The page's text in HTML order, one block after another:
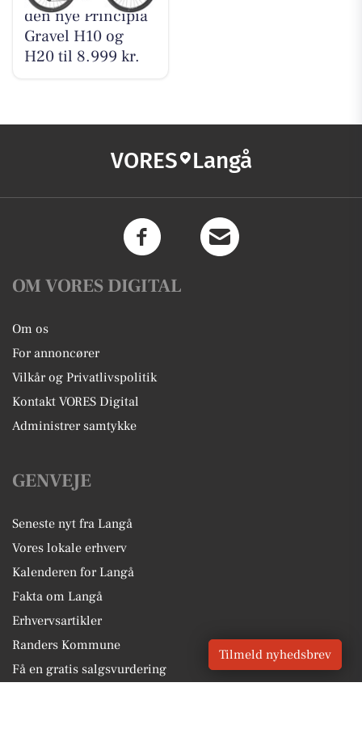
den nye Principia
Gravel H10 og
H20 til 8.999 kr.
VORES Langå
OM VORES DIGITAL
Om os
For annoncører
Vilkår og Privatlivspolitik
Kontakt VORES Digital
Administrer samtykke
GENVEJE
Seneste nyt fra Langå
Vores lokale erhverv
Kalenderen for Langå
Fakta om Langå
Erhvervsartikler
Randers Kommune
Få en gratis salgsvurdering
Tilmeld nyhedsbrev